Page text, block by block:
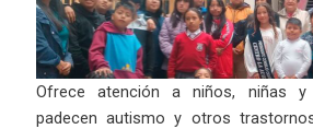
Ofrece atención a niños, niñas y
padecen autismo y otros